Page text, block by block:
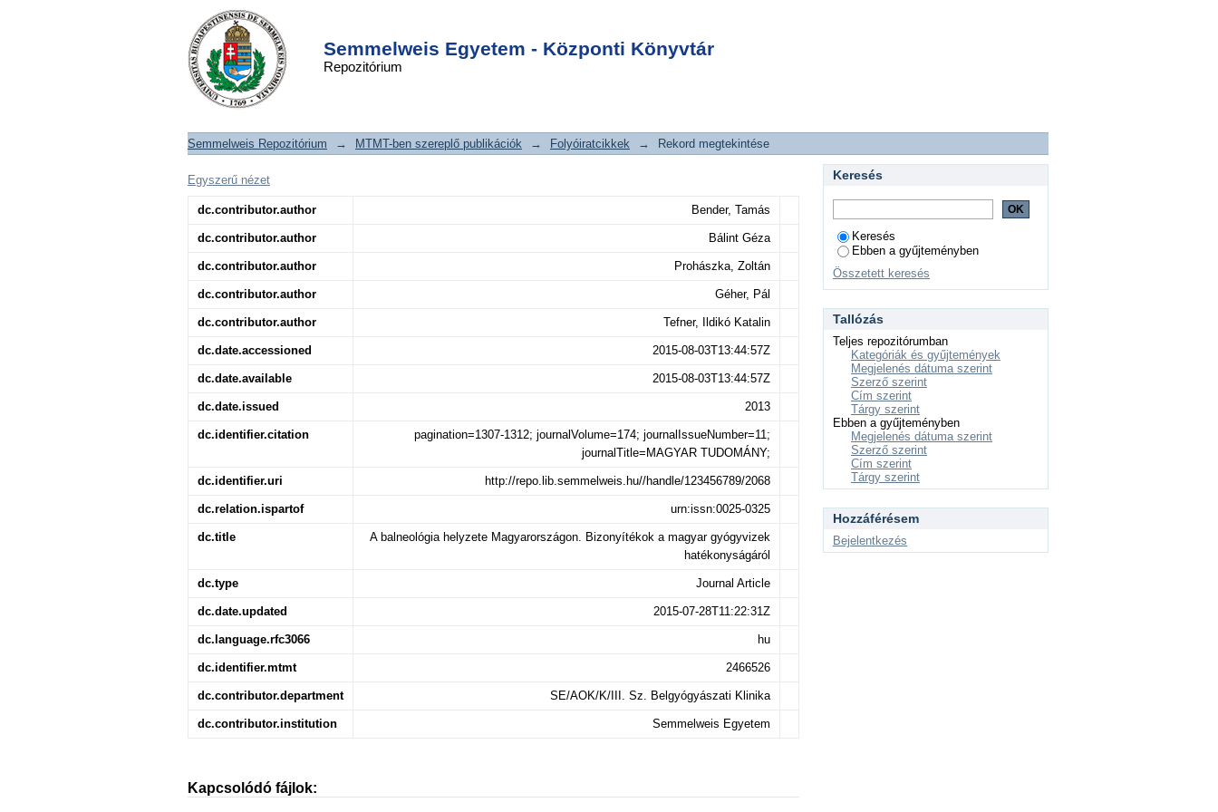
Semmelweis Egyetem - Központi Könyvtár
Repozitórium
A balneológia helyzete
Magyarországon. Bizonyítékok a
magyar gyógyvizek hatékonyságáról
DSpace/Manakin Repository
Semmelweis Repozitórium → MTMT-ben szereplő publikációk → Folyóiratcikkek → Rekord megtekintése
Egyszerű nézet
dc.contributor.author Bender, Tamás
dc.contributor.author Bálint Géza
dc.contributor.author Prohászka, Zoltán
dc.contributor.author Géher, Pál
dc.contributor.author Tefner, Ildikó Katalin
dc.date.accessioned 2015-08-03T13:44:57Z
dc.date.available 2015-08-03T13:44:57Z
dc.date.issued 2013
dc.identifier.citation
pagination=1307-1312; journalVolume=174; journalIssueNumber=11;
journalTitle=MAGYAR TUDOMÁNY;
dc.identifier.uri http://repo.lib.semmelweis.hu//handle/123456789/2068
dc.relation.ispartof urn:issn:0025-0325
dc.title
A balneológia helyzete Magyarországon. Bizonyítékok a magyar gyógyvizek
hatékonyságáról
dc.type Journal Article
dc.date.updated 2015-07-28T11:22:31Z
dc.language.rfc3066 hu
dc.identifier.mtmt 2466526
dc.contributor.department SE/AOK/K/III. Sz. Belgyógyászati Klinika
dc.contributor.institution Semmelweis Egyetem
Kapcsolódó fájlok:
Keresés
Keresés
Ebben a gyűjteményben
Összetett keresés
Tallózás
Teljes repozitórumban
Kategóriák és gyűjtemények
Megjelenés dátuma szerint
Szerző szerint
Cím szerint
Tárgy szerint
Ebben a gyűjteményben
Megjelenés dátuma szerint
Szerző szerint
Cím szerint
Tárgy szerint
Hozzáférésem
Bejelentkezés